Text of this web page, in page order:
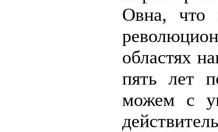
Овна, что
областях
пять лет
можем с